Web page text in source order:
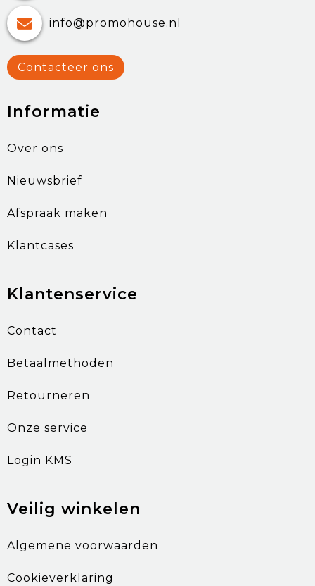
info@promohouse.nl
Contacteer ons
Informatie
Over ons
Nieuwsbrief
Afspraak maken
Klantcases
Klantenservice
Contact
Betaalmethoden
Retourneren
Onze service
Login KMS
Veilig winkelen
Algemene voorwaarden
Cookieverklaring